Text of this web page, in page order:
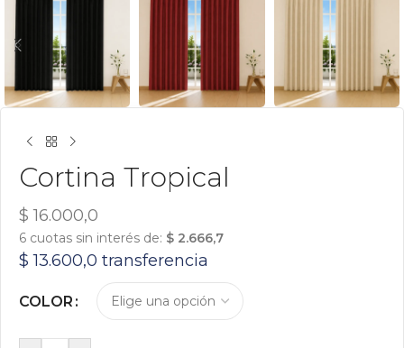
Cortina Tropical
$ 16.000,0
6 cuotas sin interés de: $ 2.666,7
$ 13.600,0 transferencia
COLOR